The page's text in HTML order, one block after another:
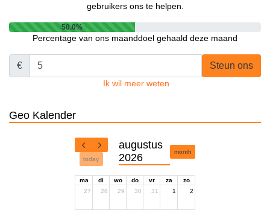
gebruikers ons te helpen.
50.0%
Percentage van ons maanddoel gehaald deze maand
€ Steun ons
Ik wil meer weten
Geo Kalender
today
augustus
2026
month
ma di wo do vr za
zo
27
28 29 30 31 1 2